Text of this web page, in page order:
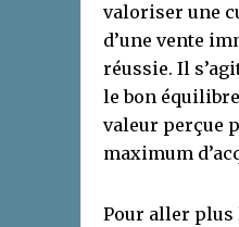
valoriser une
d’une vente
réussie. Il
le bon
valeur perçue
maximum
Pour aller